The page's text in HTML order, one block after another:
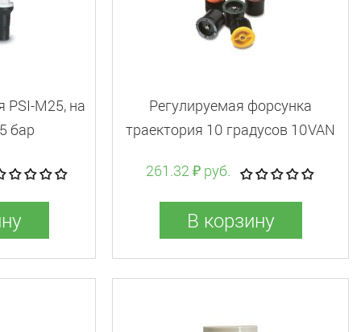
PSI-M25, на
бар
Регулируемая форсунка
траектория 10 градусов 10VAN
261.32 ₽ руб.
В корзину